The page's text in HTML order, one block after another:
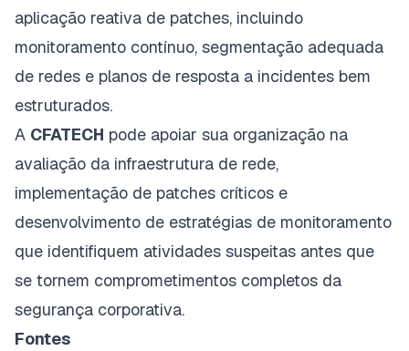
aplicação reativa de patches, incluindo
monitoramento contínuo, segmentação adequada
de redes e planos de resposta a incidentes bem
estruturados.
A CFATECH pode apoiar sua organização na
avaliação da infraestrutura de rede,
implementação de patches críticos e
desenvolvimento de estratégias de monitoramento
que identifiquem atividades suspeitas antes que
se tornem comprometimentos completos da
segurança corporativa.
Fontes